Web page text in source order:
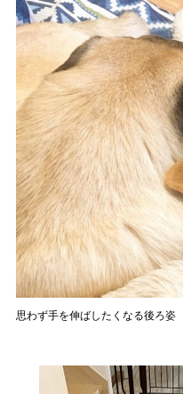
思わず手を伸ばしたくなる後ろ姿